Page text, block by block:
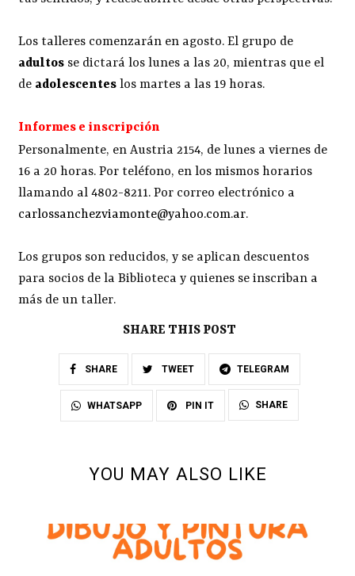
Los talleres comenzarán en agosto. El grupo de
adultos se dictará los lunes a las 20, mientras que el
de adolescentes los martes a las 19 horas.
Informes e inscripción
Personalmente, en Austria 2154, de lunes a viernes de
16 a 20 horas. Por teléfono, en los mismos horarios
llamando al 4802-8211. Por correo electrónico a
carlossanchezviamonte@yahoo.com.ar.
Los grupos son reducidos, y se aplican descuentos
para socios de la Biblioteca y quienes se inscriban a
más de un taller.
SHARE THIS POST
SHARE TWEET TELEGRAM
WHATSAPP PIN IT SHARE
YOU MAY ALSO LIKE